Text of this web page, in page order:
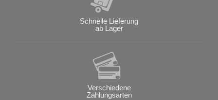
Schnelle Lieferung
ab Lager
Verschiedene
Zahlungsarten